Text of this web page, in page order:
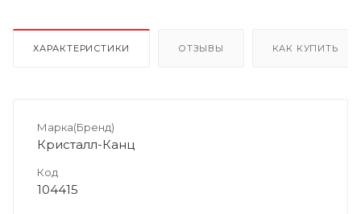
ХАРАКТЕРИСТИКИ ОТЗЫВЫ КАК КУПИТЬ
Марка(Бренд)
Кристалл-Канц
Код
104415